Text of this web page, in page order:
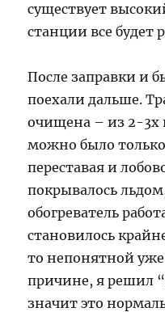
существует
станции все будет
После заправки и
поехали дальше.
очищена – из 2-3х
можно было
переставая и
покрывалось
обогреватель
становилось
то непонятной
причине, я решил
значит это